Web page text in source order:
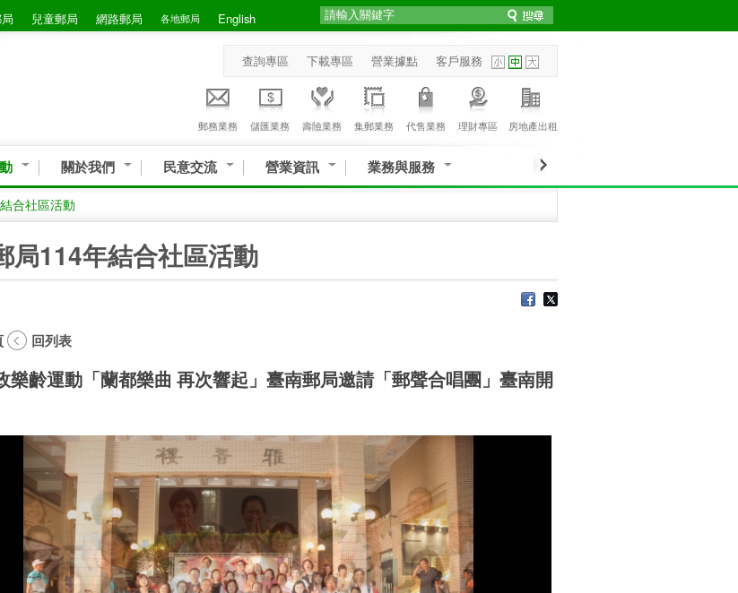
兒童郵局 網路郵局 各地郵局 English
查詢專區 下載專區 營業據點 客戶服務
郵務業務 儲匯業務 壽險業務 集郵業務 代售業務 理財專區 房地產出租
關於我們 民意交流 營業資訊 業務與服務
合社區活動
局114年結合社區活動
回列表
樂齡運動「蘭都樂曲 再次響起」臺南郵局邀請「郵聲合唱團」臺南開